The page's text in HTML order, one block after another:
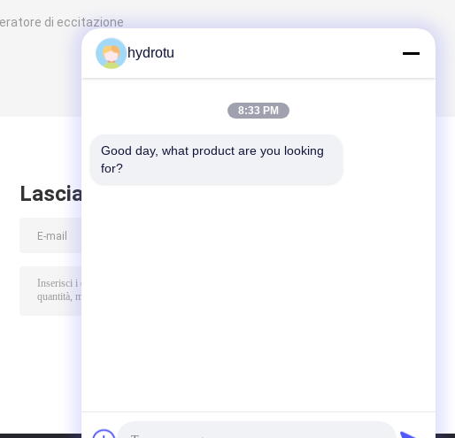
di eccitazione
Lasciare messaggio
hydrotu
8:33 PM
Good day, what product are you looking
for?